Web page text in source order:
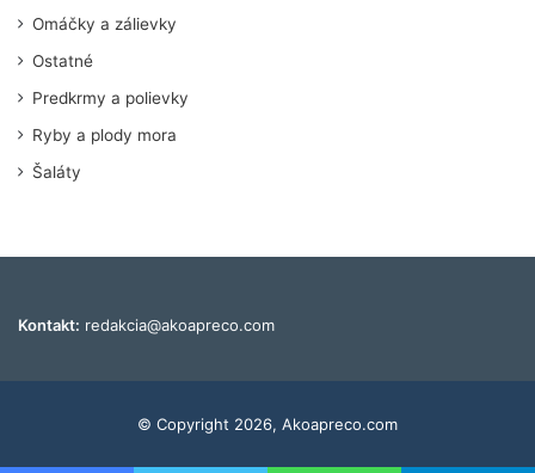
Omáčky a zálievky
Ostatné
Predkrmy a polievky
Ryby a plody mora
Šaláty
Kontakt: redakcia@akoapreco.com
© Copyright 2026, Akoapreco.com